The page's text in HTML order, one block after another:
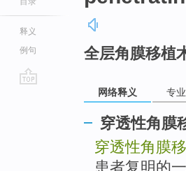
释义
例句
全层角膜移植
网络释义 专
穿透性角膜
穿透性角膜
患者复明的